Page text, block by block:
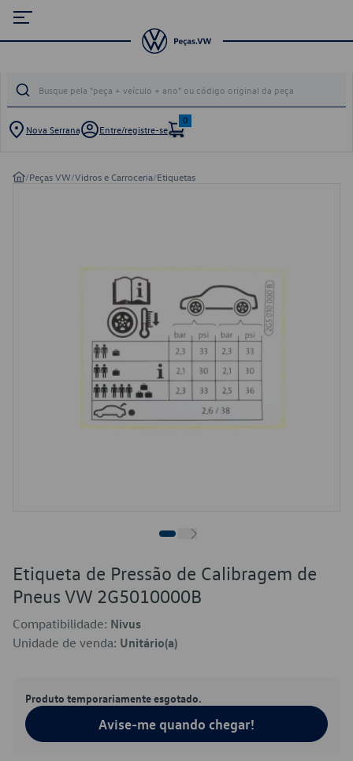
Nova Serrana Entre/registre-se
0
/Peças VW/Vidros e Carroceria/Etiquetas
Etiqueta de Pressão de Calibragem de
Pneus VW 2G5010000B
Compatibilidade: Nivus
Unidade de venda: Unitário(a)
Produto temporariamente esgotado.
Avise-me quando chegar!